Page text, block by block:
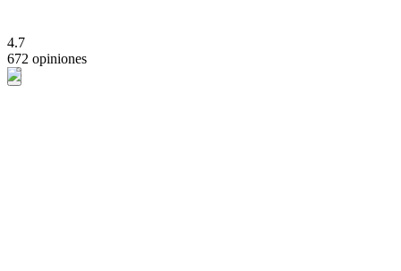
4.7
672 opiniones